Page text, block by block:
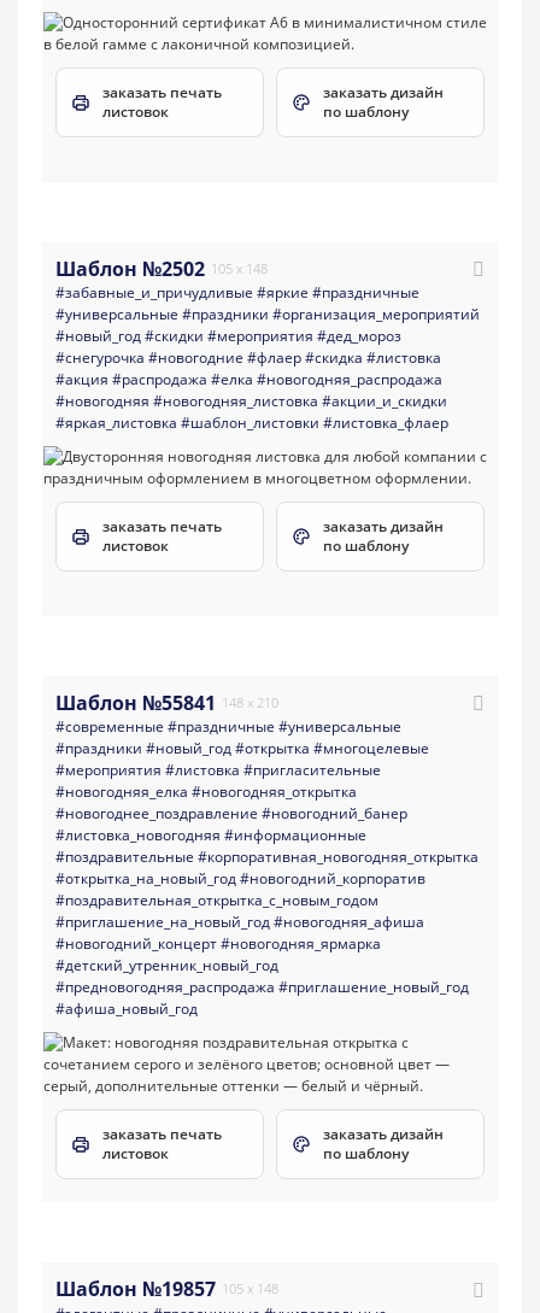
заказать печать
листовок
заказать дизайн
по шаблону
Шаблон №2502 105 x 148
#забавные_и_причудливые #яркие #праздничные
#универсальные #праздники #организация_мероприятий
#новый_год#скидки #мероприятия #дед_мороз
#снегурочка #новогодние #флаер#скидка #листовка
#акция #распродажа #елка #новогодняя_распродажа
#новогодняя #новогодняя_листовка #акции_и_скидки
#яркая_листовка #шаблон_листовки #листовка_флаер
заказать печать
листовок
заказать дизайн
по шаблону
Шаблон №55841 148 x 210
#современные #праздничные #универсальные
#праздники #новый_год#открытка #многоцелевые
#мероприятия #листовка #пригласительные
#новогодняя_елка #новогодняя_открытка
#новогоднее_поздравление #новогодний_банер
#листовка_новогодняя #информационные
#поздравительные #корпоративная_новогодняя_открытка
#открытка_на_новый_год#новогодний_корпоратив
#поздравительная_открытка_с_новым_годом
#приглашение_на_новый_год#новогодняя_афиша
#новогодний_концерт#новогодняя_ярмарка
#детский_утренник_новый_год
#предновогодняя_распродажа #приглашение_новый_год
#афиша_новый_год
заказать печать
листовок
заказать дизайн
по шаблону
Шаблон №19857 105 x 148